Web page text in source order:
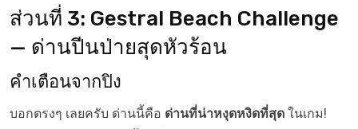
ส่วนที่ 3: Gestral Beach Challenge
— ด่านปีนป่ายสุดหัวร้อน
คำเตือนจากปิง
บอกตรงๆ เลยครับ ด่านนี้คือ ด่านที่น่าหงุดหงิดที่สุด ในเกม!